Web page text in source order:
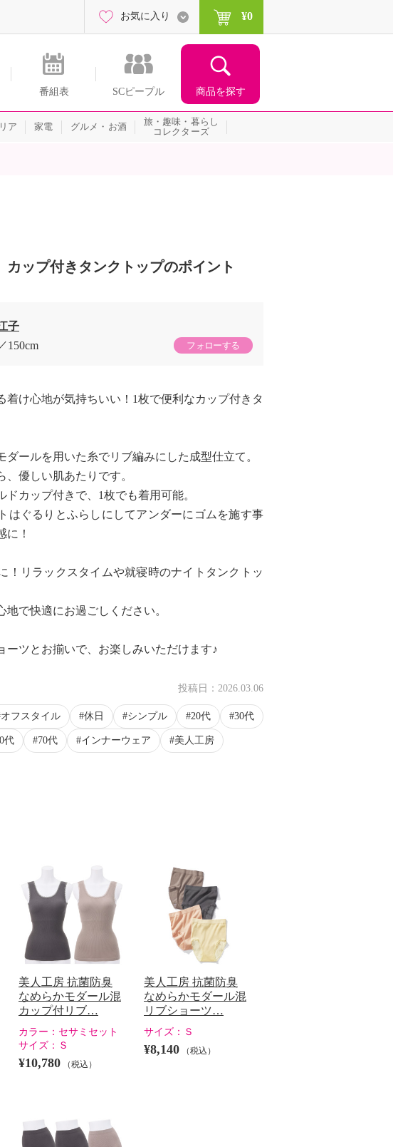
ル
番組表 SCピープル 商品を探す
お気に入り ¥0
ア 家電 グルメ・お酒
旅・趣味・暮らし
コレクターズ
ップ付きタンクトップのポイント
子
150cm フォローする
着け心地が気持ちいい！1枚で便利なカップ付きタ
ダールを用いた糸でリブ編みにした成型仕立て。
、優しい肌あたりです。
ドカップ付きで、1枚でも着用可能。
はぐるりとふらしにしてアンダーにゴムを施す事
に！
！リラックスタイムや就寝時のナイトタンクトッ
地で快適にお過ごしください。
ーツとお揃いで、お楽しみいただけます♪
投稿日： 2026.03.06
オフスタイル 休日 シンプル 20代 30代
代 70代 インナーウェア 美人工房
美人工房 抗菌防臭
なめらかモダール混
カップ付リブ…
カラー： セサミセット
サイズ： Ｓ
¥10,780 （税込）
美人工房 抗菌防臭
なめらかモダール混
リブショーツ…
サイズ： Ｓ
¥8,140 （税込）